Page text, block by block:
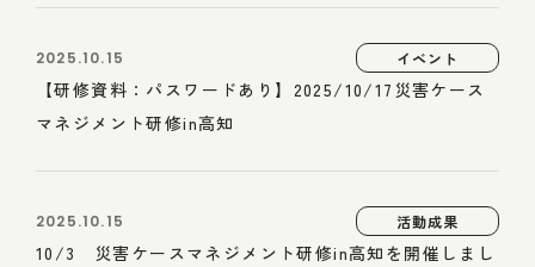
2025.10.15 イベント
【研修資料：パスワードあり】2025/10/17災害ケース
マネジメント研修in高知
2025.10.15 活動成果
10/3 災害ケースマネジメント研修in高知を開催しまし